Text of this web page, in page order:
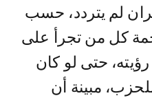
لم يتردد، حسب
كل من تجرأ على
حتى لو كان
مبينة أن